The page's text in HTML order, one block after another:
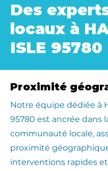
Des
locaux à
ISLE 95780
Proximité
​Notre équipe dédiée à
95780 est ancrée dans
communauté locale,
proximité
interventions rapides